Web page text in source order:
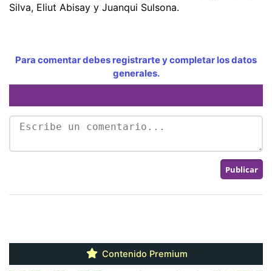
Silva, Eliut Abisay y Juanqui Sulsona.
Para comentar debes registrarte y completar los datos
generales.
Contenido Premium